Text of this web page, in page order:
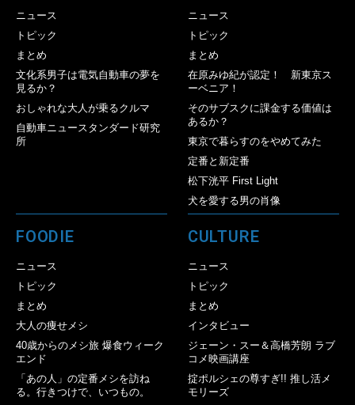
ニュース
トピック
まとめ
文化系男子は電気自動車の夢を
見るか？
おしゃれな大人が乗るクルマ
自動車ニュースタンダード研究
所
ニュース
トピック
まとめ
在原みゆ紀が認定！ 新東京ス
ーベニア！
そのサブスクに課金する価値は
あるか？
東京で暮らすのをやめてみた
定番と新定番
松下洸平 First Light
犬を愛する男の肖像
FOODIE
ニュース
トピック
まとめ
大人の痩せメシ
40歳からのメシ旅 爆食ウィーク
エンド
「あの人」の定番メシを訪ね
る。行きつけで、いつもの。
CULTURE
ニュース
トピック
まとめ
インタビュー
ジェーン・スー＆高橋芳朗 ラブ
コメ映画講座
掟ポルシェの尊すぎ!! 推し活メ
モリーズ